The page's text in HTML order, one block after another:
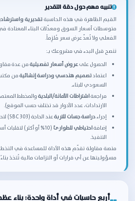
تنبيه مهم حول دقة التقدير
القيم الظاهرة في هذه الحاسبةتقديرية
متوسطات أسعار السوق ومعدّلات البناء المعتادة
الفعلي ولا تُعدّ عرض سعر مُلزِماً.
ننصح قبل البدء في مشروعك بـ:
الحصول علىعروض أسعار تفصيليةمن عدة
اعتمادتصميم هندسي ودراسة إنشائيةمن
السعودي للبناء.
مراجعةاشتراطات الأمانة/البلديةوالمخطط
الارتدادات، عدد الأدوار قد تختلف حسب الموقع).
إجراءدراسة جسات للتربةعند الحاجة (SBC 303) لتحديد نوع الأساسات الفعلي.
إضافةاحتياطي للطوارئ
(10% أو أكثر) لتقلبات
التنفيذ.
منصة مقاولة تقدّم هذه الأداة للمساعدة في
مسؤوليتها عن أي قرارات أو التزامات مالية تُتخذ
أربع حاسبات في أداة واحدة: بناء